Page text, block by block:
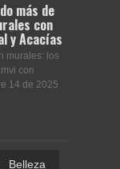
más de
con
y Acacías
murales: los
con
14 de 2025
Belleza